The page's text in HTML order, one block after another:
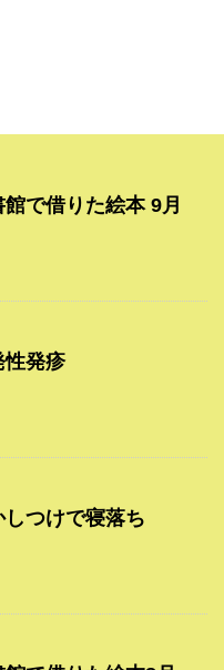
で借りた絵本 9月
性発疹
つけで寝落ち